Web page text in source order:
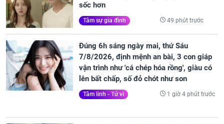
sốc hơn
Tâm sự gia đình 49 phút trước
Đúng 6h sáng ngày mai, thứ Sáu
7/8/2026, định mệnh an bài, 3 con giáp
vận trình như 'cá chép hóa rồng', giàu có
lên bất chấp, số đỏ chót như son
Tâm linh - Tử vi 1 giờ 4 phút trước